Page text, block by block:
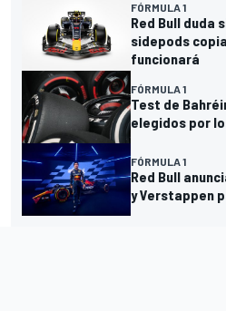
FÓRMULA 1
Red Bull duda
sidepods
funcionará
FÓRMULA 1
Test de
elegidos por
FÓRMULA 1
Red Bull
y Verstappen